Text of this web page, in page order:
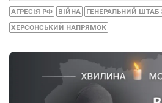
АГРЕСІЯ РФ ВІЙНА ГЕНЕРАЛЬНИЙ ШТАБ
ХЕРСОНСЬКИЙ НАПРЯМОК